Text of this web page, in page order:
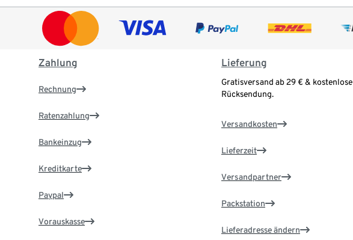
Zahlung
Rechnung
Ratenzahlung
Bankeinzug
Kreditkarte
Paypal
Vorauskasse
Lieferung
Gratisversand ab 29 € & kostenlose
Rücksendung.
Versandkosten
Lieferzeit
Versandpartner
Packstation
Lieferadresse ändern